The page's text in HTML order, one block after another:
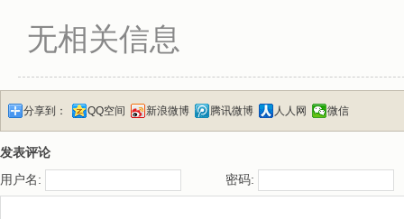
无相关信息
分享到： QQ空间 新浪微博 腾讯微博 人人网 微信
发表评论
用户名:
密码: